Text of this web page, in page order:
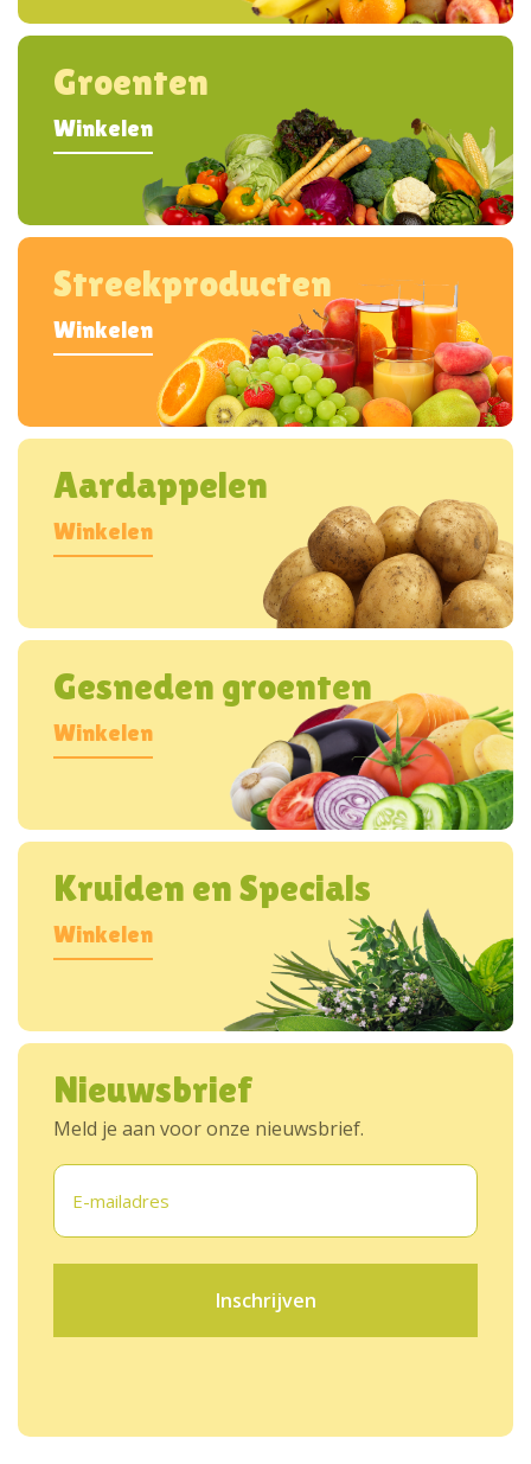
Groenten
Winkelen
Streekproducten
Winkelen
Aardappelen
Winkelen
Gesneden groenten
Winkelen
Kruiden en Specials
Winkelen
Nieuwsbrief
Meld je aan voor onze nieuwsbrief.
E-
mailadres